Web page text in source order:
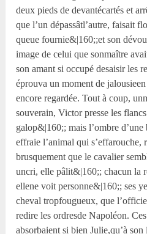
deux pieds de devantécartés et
que l’un dépassâtl’autre, faisait
queue fournie&|160;;et son
image de celui que sonmaître
son amant si occupé desaisir les
éprouva un moment de
encore regardée. Tout à coup,
souverain, Victor presse les
galop&|160;; mais l’ombre
effraie l’animal qui s’effarouche,
brusquement que le cavalier
uncri, elle pâlit&|160;; chacun la
ellene voit personne&|160;; ses
cheval tropfougueux, que
redire les ordresde Napoléon.
absorbaient si bien Julie,qu’à